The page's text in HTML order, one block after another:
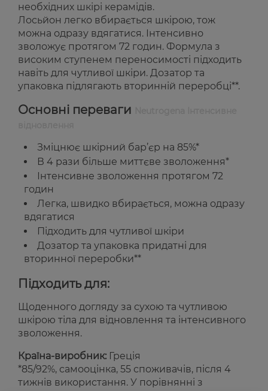
необхідних шкірі керамідів.
Лосьйон легко вбирається шкірою, тож
можна одразу вдягатися. Інтенсивно
зволожує протягом 72 годин. Формула з
високим ступенем переносимості підходить
навіть для чутливої шкіри. Дозатор та
упаковка підлягають вторинній переробці**.
Основні переваги
Зміцнює шкірний бар’єр на 85%*
В 4 рази більше миттєве зволоження*
Інтенсивне зволоження протягом 72
годин
Легка, швидко вбирається, можна одразу
вдягатися
Підходить для чутливої шкіри
Дозатор та упаковка придатні для
вторинної переробки**
Підходить для:
Щоденного догляду за сухою та чутливою
шкірою тіла для відновлення та інтенсивного
зволоження.
Країна-виробник: Греція
*85/92%, самооцінка, 55 споживачів, після 4
тижнів використання. У порівнянні з